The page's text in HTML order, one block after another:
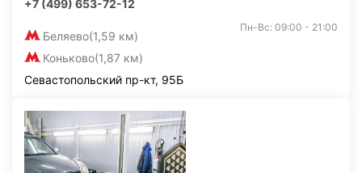
+7 (499) 653-72-12
Беляево(1,59 км)
Коньково(1,87 км)
Пн-Вс: 09:00 - 21:00
Севастопольский пр-кт, 95Б